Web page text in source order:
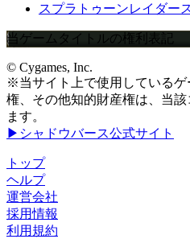
スプラトゥーンレイダー
当ゲームタイトルの権利表記
© Cygames, Inc.
※当サイト上で使用している
権、その他知的財産権は、当
ます。
▶シャドウバース公式サイト
トップ
ヘルプ
運営会社
採用情報
利用規約